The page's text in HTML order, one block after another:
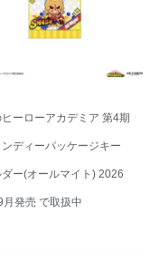
ーローアカデミア 第4期
ンディーパッケージキー
ダー(オールマイト) 2026
月発売 で取扱中